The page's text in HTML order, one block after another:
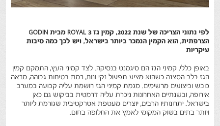
לפי נתוני הצריכה של שנת 2022, קמין גז ROYAL 3 מבית GODIN
הצרפתית, הוא הקמין הנמכר ביותר בישראל, ויש לכך כמה סיבות
עיקריות
באופן כללי, קמיני הגז הם סיגמנט בנסיקה. לצד קמיני העץ, התמקם קמין
הגז בלב הסצנה כשהוא מציע תפעול נקי ונוח, רמת בטיחות גבוהה, מראה
כובש וביצועים מרשימים. מגמת קמיני הגז רושמת עליה קבועה במערב
אירופה, ובשנתיים האחרונות ניכרת עליה דרמטית בביקוש גם כאן
בישראל. יתרונותיו הרבים, יוצרים מעטפת אטרקטיבית שגורמת ליותר
ויותר בתים בשוק המקומי לאמץ את החלופה בחום.